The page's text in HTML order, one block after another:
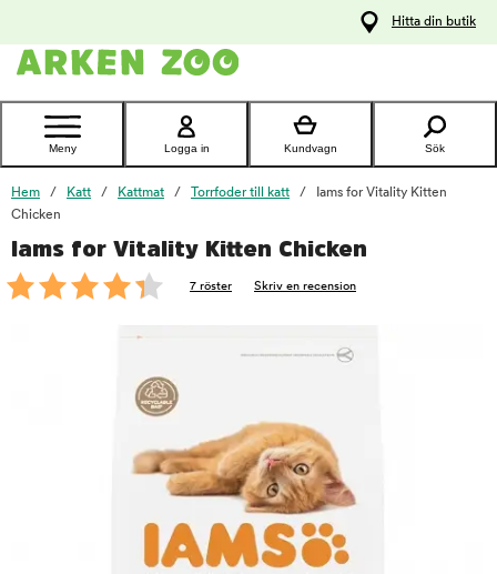
Kontakta
Hitta din butik
Meny Logga in Kundvagn Sök
Hem Katt Kattmat Torrfoder till katt
Iams for Vitality Kitten
Chicken
Iams for Vitality Kitten Chicken
7 röster Skriv en recension
foo